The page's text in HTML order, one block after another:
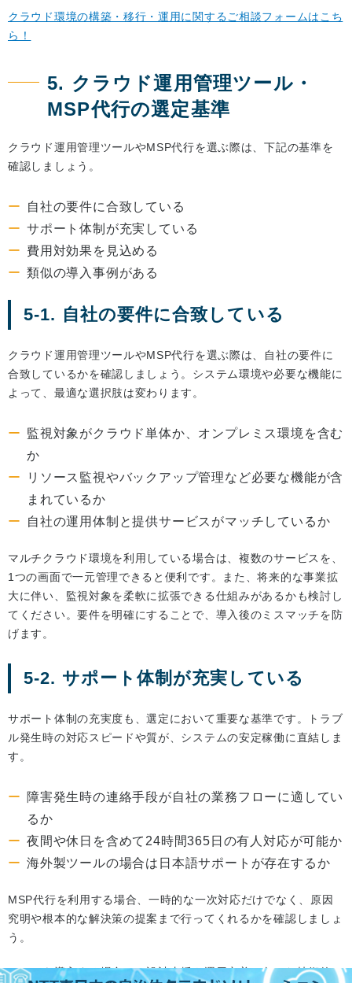
クラウド環境の構築・移行・運用に関するご相談フォームはこち
ら！
5. クラウド運用管理ツール・
MSP代行の選定基準
クラウド運用管理ツールやMSP代行を選ぶ際は、下記の基準を
確認しましょう。
自社の要件に合致している
サポート体制が充実している
費用対効果を見込める
類似の導入事例がある
5-1. 自社の要件に合致している
クラウド運用管理ツールやMSP代行を選ぶ際は、自社の要件に
合致しているかを確認しましょう。システム環境や必要な機能に
よって、最適な選択肢は変わります。
監視対象がクラウド単体か、オンプレミス環境を含む
か
リソース監視やバックアップ管理など必要な機能が含
まれているか
自社の運用体制と提供サービスがマッチしているか
マルチクラウド環境を利用している場合は、複数のサービスを、
1つの画面で一元管理できると便利です。また、将来的な事業拡
大に伴い、監視対象を柔軟に拡張できる仕組みがあるかも検討し
てください。要件を明確にすることで、導入後のミスマッチを防
げます。
5-2. サポート体制が充実している
サポート体制の充実度も、選定において重要な基準です。トラブ
ル発生時の対応スピードや質が、システムの安定稼働に直結しま
す。
障害発生時の連絡手段が自社の業務フローに適してい
るか
夜間や休日を含めて24時間365日の有人対応が可能か
海外製ツールの場合は日本語サポートが存在するか
MSP代行を利用する場合、一時的な一次対応だけでなく、原因
究明や根本的な解決策の提案まで行ってくれるかを確認しましょ
う。
ツールを導入する場合は、設計支援や運用定着に向けた技術的コ